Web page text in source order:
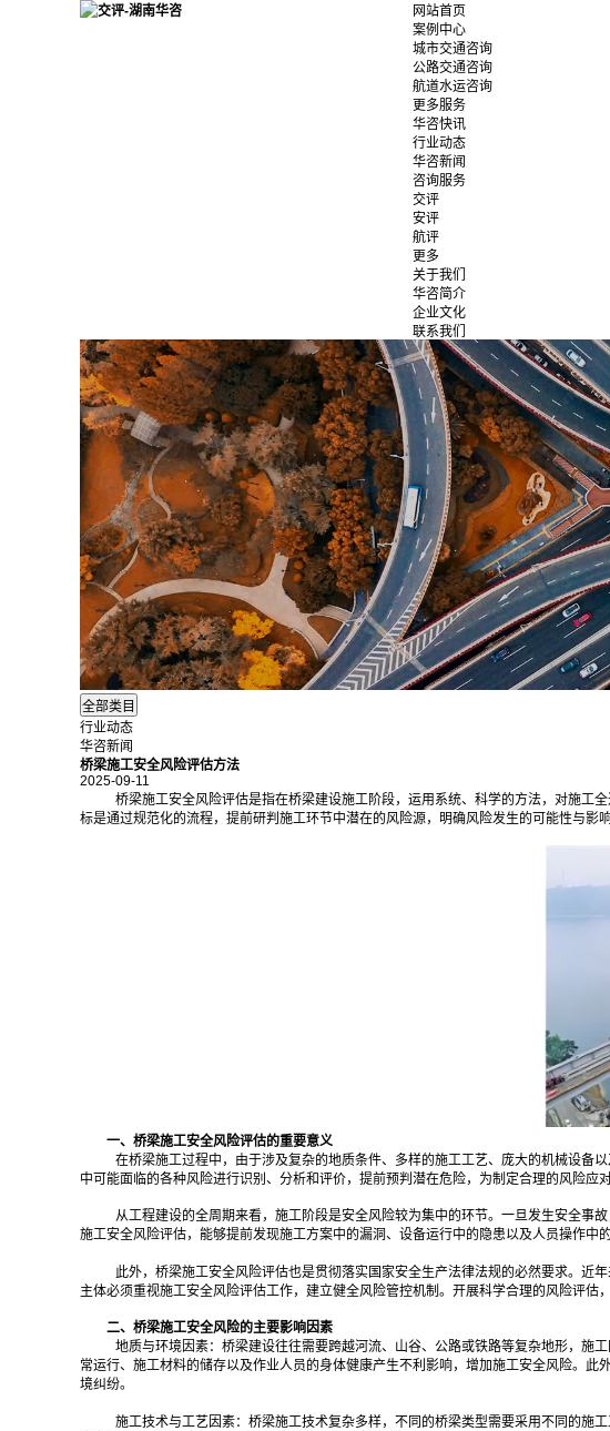
网站首页
案例中心
城市交通咨询
公路交通咨询
航道水运咨询
更多服务
华咨快讯
行业动态
华咨新闻
咨询服务
交评
安评
航评
更多
关于我们
华咨简介
企业文化
联系我们
行业动态
华咨新闻
桥梁施工安全风险评估方法
2025-09-11
桥梁施工安全风险评估是指在桥梁建设施工阶段，运用系统、科学的方法，对施工
标是通过规范化的流程，提前研判施工环节中潜在的风险源，明确风险发生的可能性与影
一、桥梁施工安全风险评估的重要意义
在桥梁施工过程中，由于涉及复杂的地质条件、多样的施工工艺、庞大的机械设备
中可能面临的各种风险进行识别、分析和评价，提前预判潜在危险，为制定合理的风险应
从工程建设的全周期来看，施工阶段是安全风险较为集中的环节。一旦发生安全事
施工安全风险评估，能够提前发现施工方案中的漏洞、设备运行中的隐患以及人员操作中
此外，桥梁施工安全风险评估也是贯彻落实国家安全生产法律法规的必然要求。近
主体必须重视施工安全风险评估工作，建立健全风险管控机制。开展科学合理的风险评
二、桥梁施工安全风险的主要影响因素
地质与环境因素：桥梁建设往往需要跨越河流、山谷、公路或铁路等复杂地形，施
常运行、施工材料的储存以及作业人员的身体健康产生不利影响，增加施工安全风险。
境纠纷。
施工技术与工艺因素：桥梁施工技术复杂多样，不同的桥梁类型需要采用不同的施